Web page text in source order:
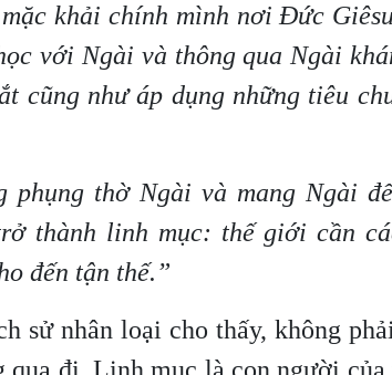
khải chính mình nơi Đức
với Ngài và thông qua Ngài
cũng như áp dụng những tiêu
phụng thờ Ngài và mang Ngài
thành linh mục: thế giới cần
đến tận thế.”
sử nhân loại cho thấy, không